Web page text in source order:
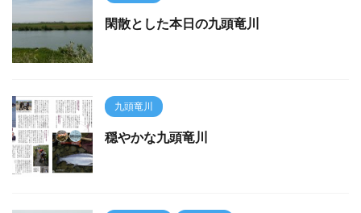
閑散とした本日の九頭竜川
九頭竜川
穏やかな九頭竜川